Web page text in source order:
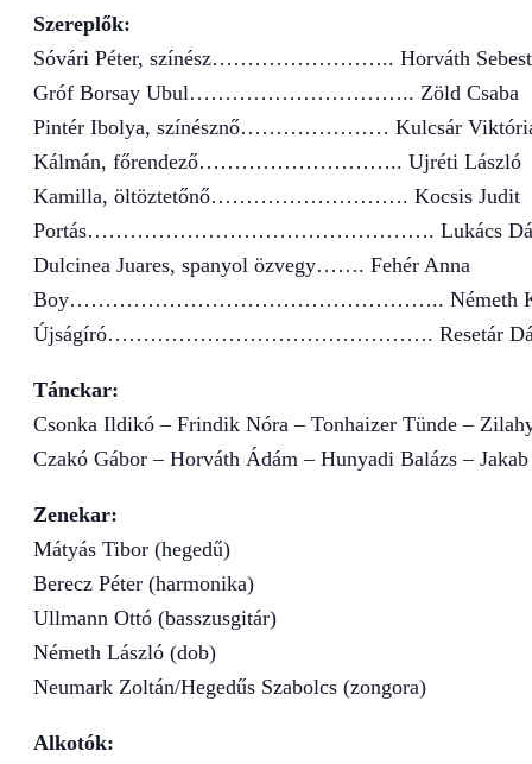
Szereplők:
Sóvári Péter, színész…………………….. Horváth
Gróf Borsay Ubul………………………….. Zöld Csaba
Pintér Ibolya, színésznő………………… Kulcsár
Kálmán, főrendező……………………….. Ujréti László
Kamilla, öltöztetőnő………………………. Kocsis Judit
Portás…………………………………………. Lukács
Dulcinea Juares, spanyol özvegy……. Fehér Anna
Boy…………………………………………….. Németh
Újságíró………………………………………. Resetár
Tánckar:
Csonka Ildikó – Frindik Nóra – Tonhaizer Tünde –
Czakó Gábor – Horváth Ádám – Hunyadi Balázs –
Zenekar:
Mátyás Tibor (hegedű)
Berecz Péter (harmonika)
Ullmann Ottó (basszusgitár)
Németh László (dob)
Neumark Zoltán/Hegedűs Szabolcs (zongora)
Alkotók: